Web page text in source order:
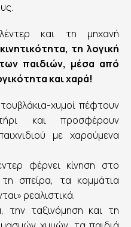
και τη μηχανή
τη λογική
παιδιών, μέσα από
και χαρά!
χυμοί πέφτουν
και προσφέρουν
με χαρούμενα
φέρνει κίνηση στο
τη σπείρα, τα κομμάτια
ρεαλιστικά.
την ταξινόμηση και τη